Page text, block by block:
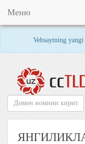
Vebsaytning
Меню